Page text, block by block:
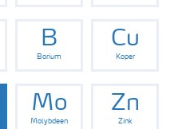
B
Borium
Cu
Koper
Mo
Molybdeen
Zn
Zink